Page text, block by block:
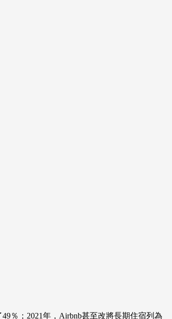
％；2021年，Airbnb甚至改將長期住宿列為